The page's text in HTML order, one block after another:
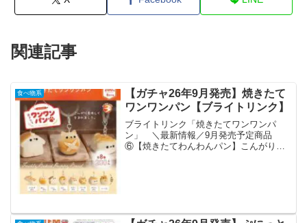
関連記事
食べ物系
【ガチャ26年9月発売】焼きたて
ワンワンパン【ブライトリンク】
ブライトリンク「焼きたてワンワンパ
ン」 ＼最新情報／9月発売予定商品
⑥【焼きたてわんわんパン】こんがり焼